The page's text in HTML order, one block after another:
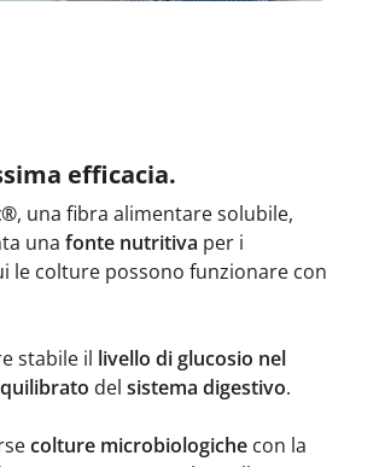
efficacia.
, una fibra alimentare solubile,
una fonte nutritiva per i
le colture possono funzionare con
stabile il livello di glucosio nel
del sistema digestivo.
colture microbiologiche con la